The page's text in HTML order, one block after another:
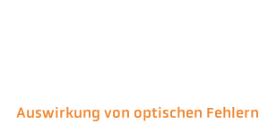
Auswirkung von optischen Fehlern